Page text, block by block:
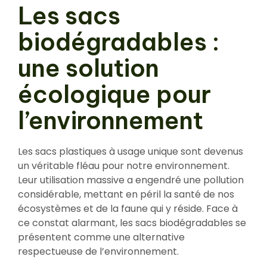
Les sacs
biodégradables :
une solution
écologique pour
l’environnement
Les sacs plastiques à usage unique sont devenus
un véritable fléau pour notre environnement.
Leur utilisation massive a engendré une pollution
considérable, mettant en péril la santé de nos
écosystèmes et de la faune qui y réside. Face à
ce constat alarmant, les sacs biodégradables se
présentent comme une alternative
respectueuse de l’environnement.